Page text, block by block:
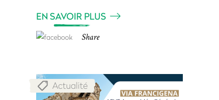
EN SAVOIR PLUS
Share
Actualité